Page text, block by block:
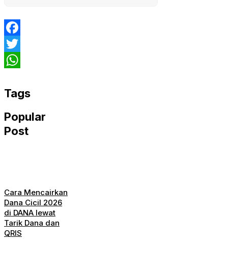
Facebook
Twitter
Tags
Popular
Post
Cara Mencairkan
Dana Cicil 2026
di DANA lewat
Tarik Dana dan
QRIS